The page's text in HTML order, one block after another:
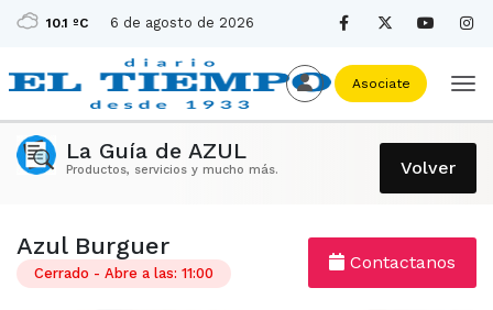
10.1 ºC 6 de agosto de 2026
Asociate
La Guía de AZUL
Productos, servicios y mucho más. Volver
Azul Burguer
Cerrado - Abre a las: 11:00
Contactanos